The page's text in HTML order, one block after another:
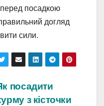
посадкою
догляд
сили.
посадити
з кісточки